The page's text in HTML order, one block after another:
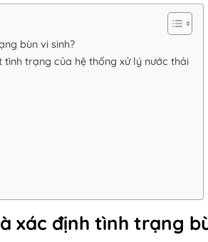
bùn vi sinh?
tình trạng của hệ thống xử lý nước thải
xác định tình trạng